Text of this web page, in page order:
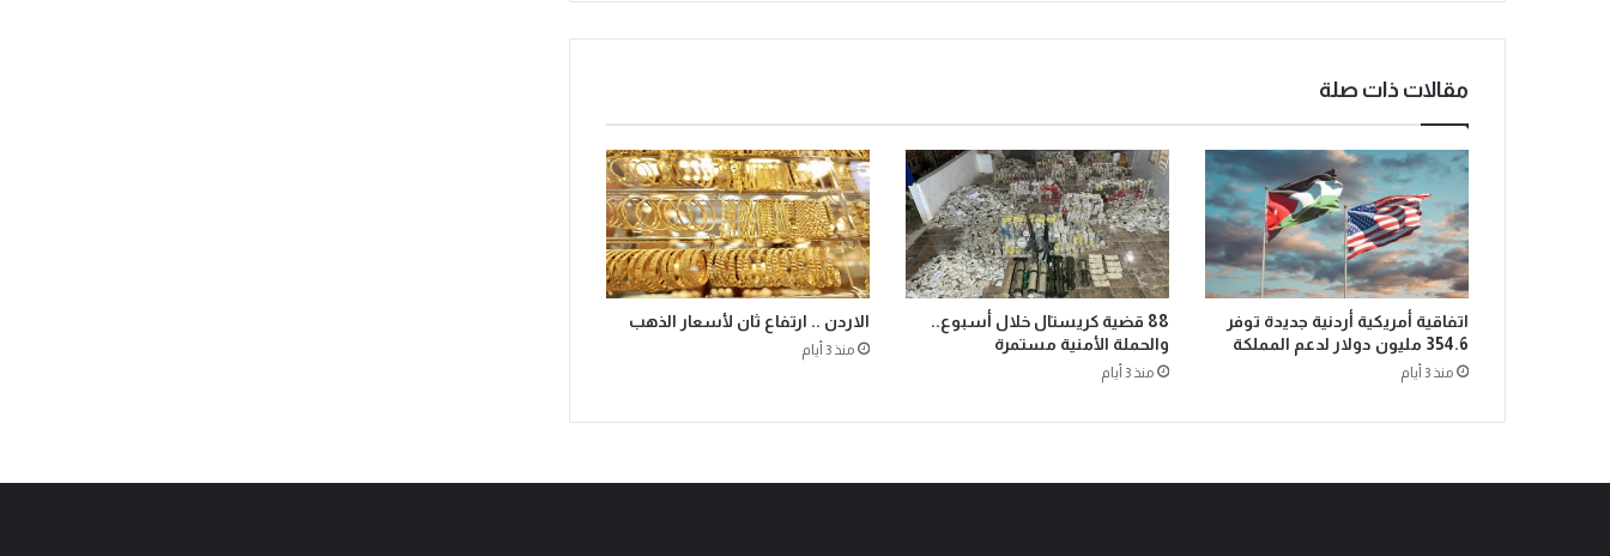
مقالات ذات صلة
اتفاقية أمريكية أردنية جديدة توفر
354.6 مليون دولار لدعم المملكة
منذ 3 أيام
88 قضية كريستال خلال أسبوع..
والحملة الأمنية مستمرة
منذ 3 أيام
الاردن .. ارتفاع ثان لأسعار الذهب
منذ 3 أيام